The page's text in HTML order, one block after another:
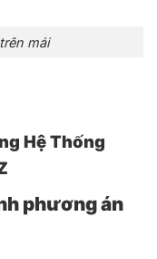
mái
Hệ Thống
phương án